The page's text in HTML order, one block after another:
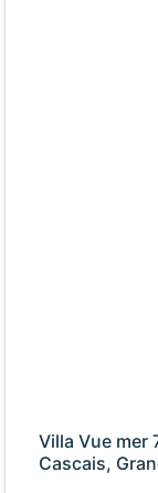
Villa Vue mer
Cascais,